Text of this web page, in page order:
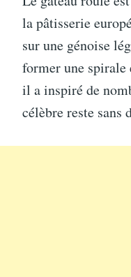
la pâtisserie
sur une génoise
former une spirale
il a inspiré de
célèbre reste sans